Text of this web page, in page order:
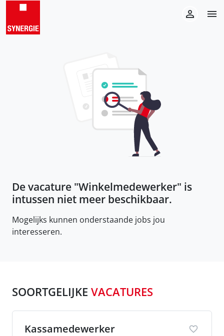
De vacature "Winkelmedewerker" is
intussen niet meer beschikbaar.
Mogelijks kunnen onderstaande jobs jou
interesseren.
SOORTGELIJKE VACATURES
Kassamedewerker